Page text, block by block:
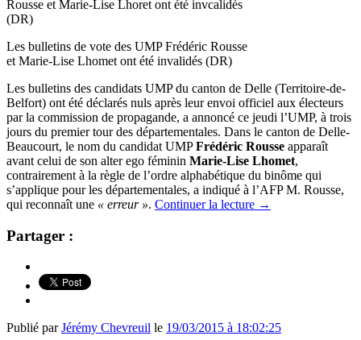
Les bulletins de vote des UMP Frédéric Rousse
et Marie-Lise Lhomet ont été invalidés (DR)
Les bulletins des candidats UMP du canton de Delle (Territoire-de-
Belfort) ont été déclarés nuls après leur envoi officiel aux électeurs
par la commission de propagande, a annoncé ce jeudi l’UMP, à trois
jours du premier tour des départementales. Dans le canton de Delle-
Beaucourt, le nom du candidat UMPFrédéric Rousse apparaît
avant celui de son alter ego féminin Marie-Lise Lhomet,
contrairement à la règle de l’ordre alphabétique du binôme qui
s’applique pour les départementales, a indiqué à l’AFP M. Rousse,
qui reconnaît une « erreur ». Continuer la lecture →
Partager :
Publié parJérémy Chevreuil le 19/03/2015 à 18:02:25